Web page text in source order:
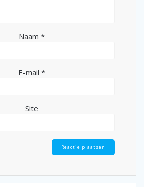
Naam *
E-mail *
Site